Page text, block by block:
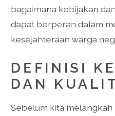
bagaimana kebijakan
dapat berperan dalam
kesejahteraan warga
DEFINISI
DAN
Sebelum kita